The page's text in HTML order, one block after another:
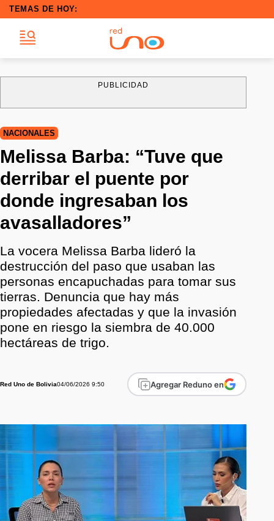
TEMAS DE HOY:
PUBLICIDAD
NACIONALES
Melissa Barba: “Tuve que
derribar el puente por
donde ingresaban los
avasalladores”
La vocera Melissa Barba lideró la
destrucción del paso que usaban las
personas encapuchadas para tomar sus
tierras. Denuncia que hay más
propiedades afectadas y que la invasión
pone en riesgo la siembra de 40.000
hectáreas de trigo.
Red Uno de Bolivia04/06/2026 9:50 Agregar Reduno en